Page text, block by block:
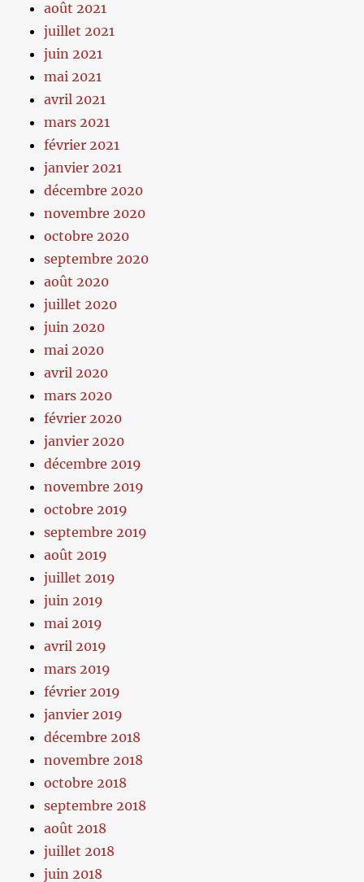
août 2021
juillet 2021
juin 2021
mai 2021
avril 2021
mars 2021
février 2021
janvier 2021
décembre 2020
novembre 2020
octobre 2020
septembre 2020
août 2020
juillet 2020
juin 2020
mai 2020
avril 2020
mars 2020
février 2020
janvier 2020
décembre 2019
novembre 2019
octobre 2019
septembre 2019
août 2019
juillet 2019
juin 2019
mai 2019
avril 2019
mars 2019
février 2019
janvier 2019
décembre 2018
novembre 2018
octobre 2018
septembre 2018
août 2018
juillet 2018
juin 2018